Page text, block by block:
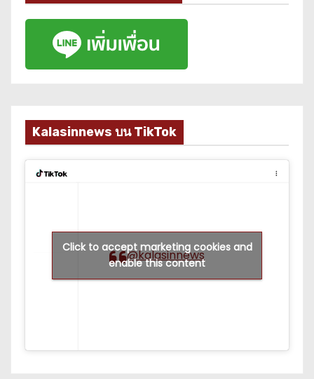
Kalasinnews บน TikTok
@kalasinnews
Click to accept marketing cookies and
enable this content